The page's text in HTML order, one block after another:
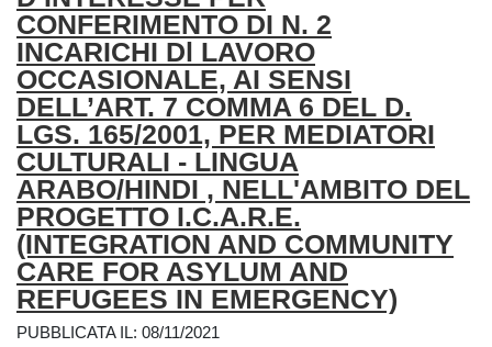
CONFERIMENTO DI N. 2
INCARICHI Dl LAVORO
OCCASIONALE, AI SENSI
DELL’ART. 7 COMMA 6 DEL D.
LGS. 165/2001, PER MEDIATORI
CULTURALI - LINGUA
ARABO/HINDI , NELL'AMBITO DEL
PROGETTO I.C.A.R.E.
(INTEGRATION AND COMMUNITY
CARE FOR ASYLUM AND
REFUGEES IN EMERGENCY)
PUBBLICATA IL: 08/11/2021